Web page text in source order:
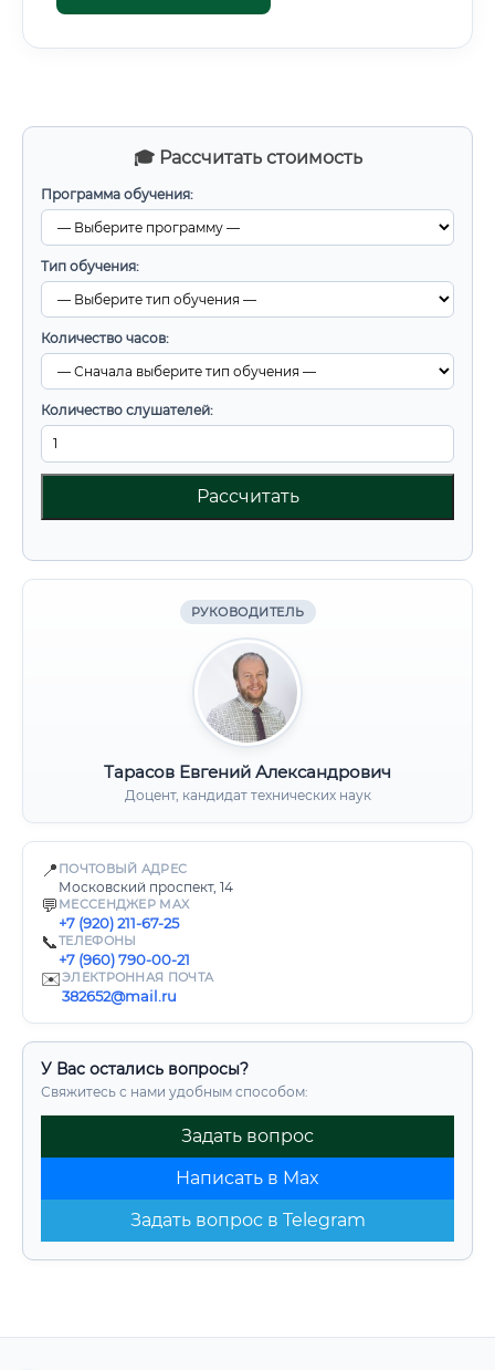
🎓 Рассчитать стоимость
Программа обучения:
Тип обучения:
Количество часов:
Количество слушателей:
Рассчитать
РУКОВОДИТЕЛЬ
Тарасов Евгений Александрович
Доцент, кандидат технических наук
📍 ПОЧТОВЫЙ АДРЕС
Московский проспект, 14
💬 МЕССЕНДЖЕР MAX
+7 (920) 211-67-25
📞ТЕЛЕФОНЫ
+7 (960) 790-00-21
✉️ЭЛЕКТРОННАЯ ПОЧТА
382652@mail.ru
У Вас остались вопросы?
Свяжитесь с нами удобным способом:
Задать вопрос
Написать в Max
Задать вопрос в Telegram